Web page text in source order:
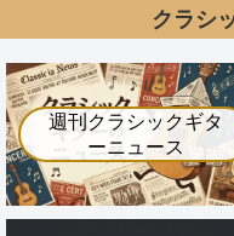
クラシ
週刊クラシックギタ
ーニュース